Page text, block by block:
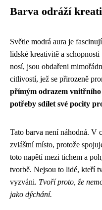
Barva odráží
Světle modrá aura je
lidské kreativitě a
nosí, jsou obdařeni
citlivostí, jež se přirozeně
přímým odrazem vnitřního
potřeby sdílet své pocity
Tato barva není náhodná. V
zvláštní místo, protože
toto napětí mezi tichem a
tvorbě. Nejsou to lidé, kteří
vyzváni. Tvoří proto, že
jako dýchání.